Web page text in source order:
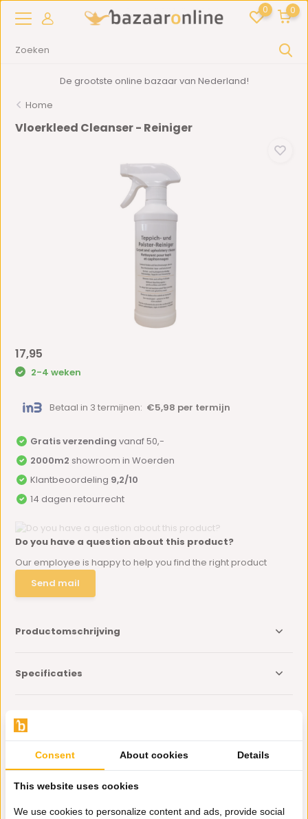
0 0
De grootste online bazaar van Nederland!
Home
Vloerkleed Cleanser - Reiniger
17,95
2-4 weken
Betaal in 3 termijnen: €5,98 per termijn
Gratis verzending vanaf 50,-
2000m2 showroom in Woerden
Klantbeoordeling 9,2/10
14 dagen retourrecht
Do you have a question about this product?
Our employee is happy to help you find the right product
Send mail
Productomschrijving
Specificaties
Delen
Eerder bekeken door jou
Consent About cookies Details
This website uses cookies
We use cookies to personalize content and ads, provide social